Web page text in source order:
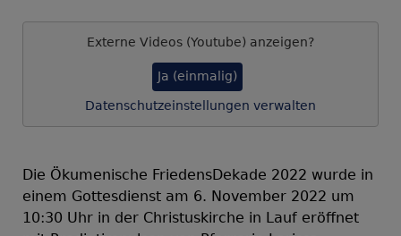
Externe Videos (Youtube) anzeigen?
Ja (einmalig)
Datenschutzeinstellungen verwalten
Die Ökumenische FriedensDekade 2022 wurde in
einem Gottesdienst am 6. November 2022 um
10:30 Uhr in der Christuskirche in Lauf eröffnet